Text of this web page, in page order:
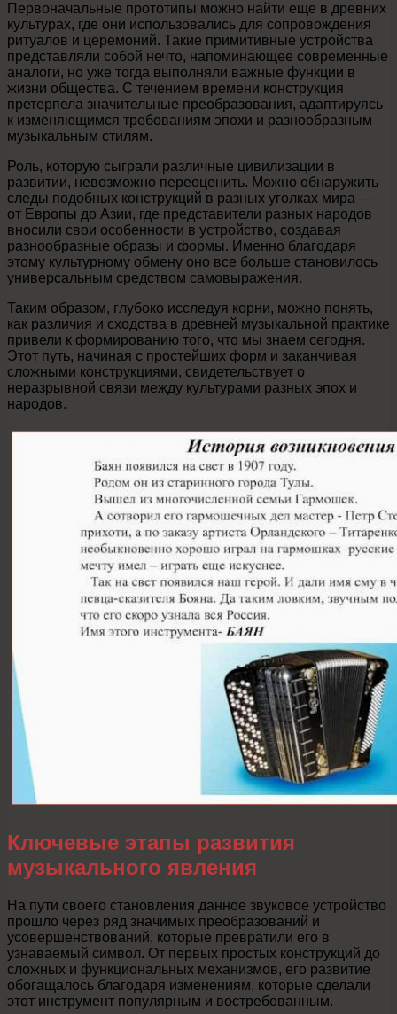
Первоначальные прототипы можно найти еще в древних
культурах, где они использовались для сопровождения
ритуалов и церемоний. Такие примитивные устройства
представляли собой нечто, напоминающее современные
аналоги, но уже тогда выполняли важные функции в
жизни общества. С течением времени конструкция
претерпела значительные преобразования, адаптируясь
к изменяющимся требованиям эпохи и разнообразным
музыкальным стилям.
Роль, которую сыграли различные цивилизации в
развитии, невозможно переоценить. Можно обнаружить
следы подобных конструкций в разных уголках мира —
от Европы до Азии, где представители разных народов
вносили свои особенности в устройство, создавая
разнообразные образы и формы. Именно благодаря
этому культурному обмену оно все больше становилось
универсальным средством самовыражения.
Таким образом, глубоко исследуя корни, можно понять,
как различия и сходства в древней музыкальной практике
привели к формированию того, что мы знаем сегодня.
Этот путь, начиная с простейших форм и заканчивая
сложными конструкциями, свидетельствует о
неразрывной связи между культурами разных эпох и
народов.
Ключевые этапы развития
музыкального явления
На пути своего становления данное звуковое устройство
прошло через ряд значимых преобразований и
усовершенствований, которые превратили его в
узнаваемый символ. От первых простых конструкций до
сложных и функциональных механизмов, его развитие
обогащалось благодаря изменениям, которые сделали
этот инструмент популярным и востребованным.